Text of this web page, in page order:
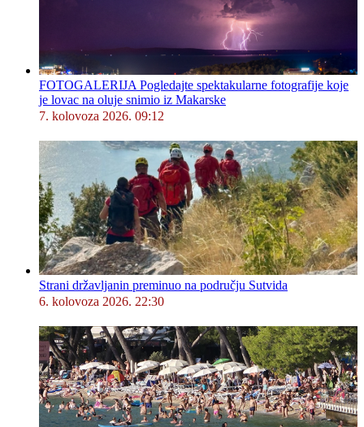
FOTOGALERIJA Pogledajte spektakularne fotografije koje
je lovac na oluje snimio iz Makarske
7. kolovoza 2026. 09:12
Strani državljanin preminuo na području Sutvida
6. kolovoza 2026. 22:30